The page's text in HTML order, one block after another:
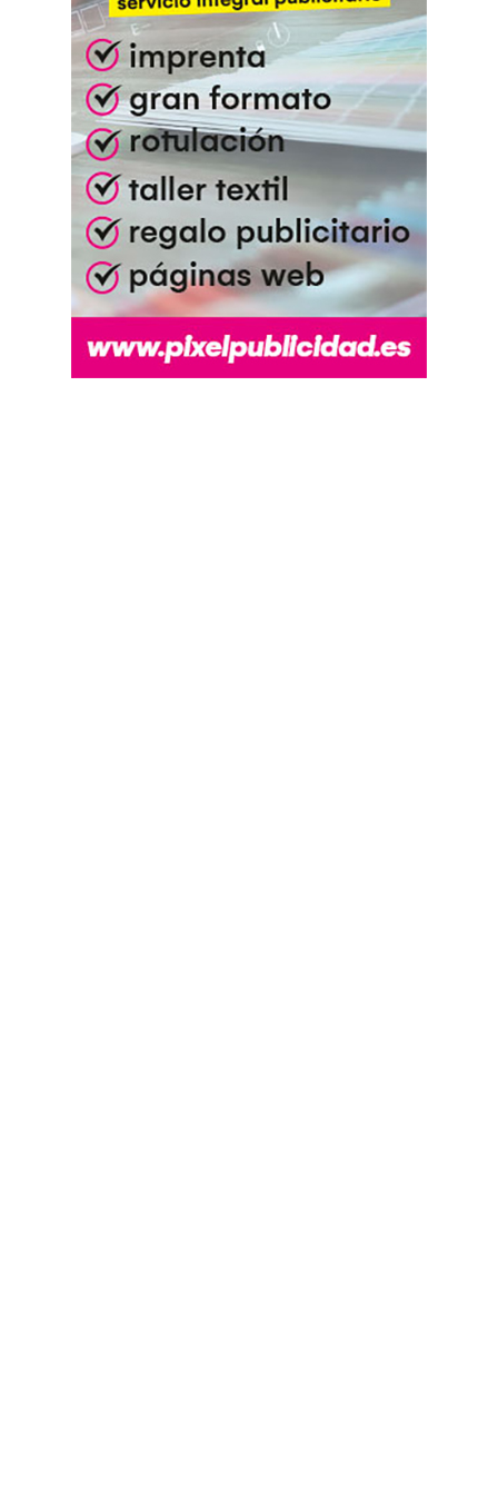
ORO - Jornada 9 | Bolos en Femenino 2026
01:22:07
XXXVII Certamen del Queso y la Artesanía de
los Picos de Europa - Panes (25/07/2026)
01:02:42
PB Los Remedios VS PB Camargo | Grupo
ORO - Jornada 8 | Bolos en Femenino 2026
01:10:50